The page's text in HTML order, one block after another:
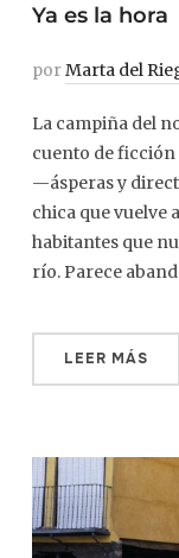
Ya es la hora
porMarta del
La campiña del
cuento de
—ásperas y
chica que vuelve
habitantes que
río. Parece
LEER MÁS